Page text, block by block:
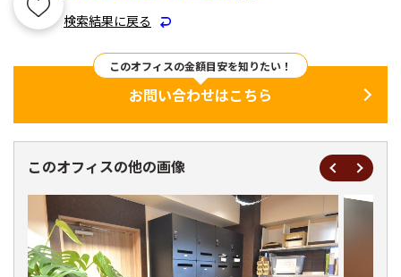
検索結果に戻る
このオフィスの金額目安を知りたい！
お問い合わせはこちら
このオフィスの他の画像